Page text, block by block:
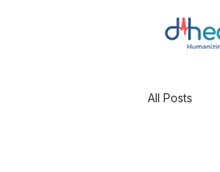
All Posts